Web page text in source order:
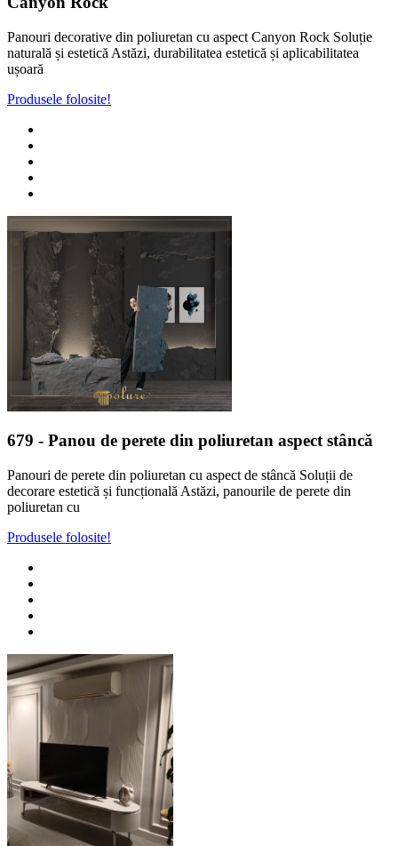
Panouri decorative din poliuretan cu aspect Canyon Rock Soluție
naturală și estetică Astăzi, durabilitatea estetică și aplicabilitatea
ușoară
Produsele folosite!
679 - Panou de perete din poliuretan aspect stâncă
Panouri de perete din poliuretan cu aspect de stâncă Soluții de
decorare estetică și funcțională Astăzi, panourile de perete din
poliuretan cu
Produsele folosite!